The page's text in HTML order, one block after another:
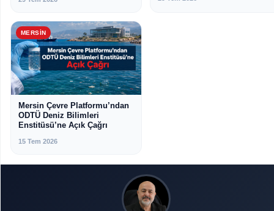
MERSIN
Mersin Çevre Platformu’ndan
ODTÜ Deniz Bilimleri
Enstitüsü’ne Açık Çağrı
15 Tem 2026